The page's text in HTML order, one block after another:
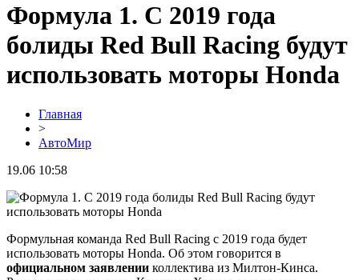
Формула 1. С 2019 года
болиды Red Bull Racing будут
использовать моторы Honda
Главная
>
АвтоМир
19.06 10:58
Формульная команда Red Bull Racing с 2019 года будет
использовать моторы Honda. Об этом говорится в
официальном заявлении коллектива из Милтон-Кинса.